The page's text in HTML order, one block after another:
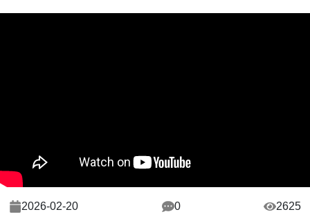
2026-02-20 0 2625